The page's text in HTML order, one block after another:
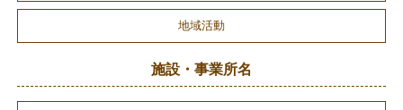
地域活動
施設・事業所名